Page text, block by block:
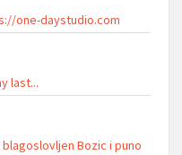
one-daystudio.com
last...
Bozic i puno